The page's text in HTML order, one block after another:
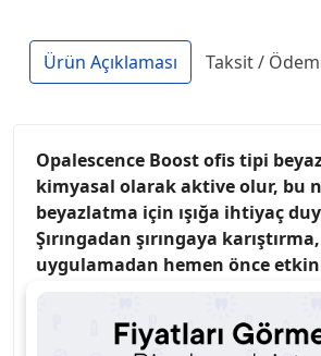
Ürün Açıklaması Taksit /
Opalescence Boost ofis tipi
kimyasal olarak aktive olur, bu
beyazlatma için ışığa ihtiyaç
Şırıngadan şırıngaya
uygulamadan hemen önce
edilmiş %40 hidrojen peroksit,
kolayca iletilir ve beyazlatma
uygulanır.